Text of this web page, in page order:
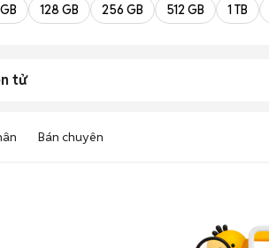
128 GB 256 GB 512 GB 1 TB
tử
Bán chuyên